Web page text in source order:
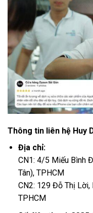
Thông tin liên hệ Huy
Địa chỉ:
CN1: 4/5 Miếu Bình
Tân), TPHCM
CN2: 129 Đỗ Thị Lời,
TPHCM